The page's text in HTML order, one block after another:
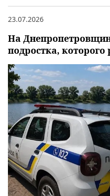
На
подростка,
23.07.2026